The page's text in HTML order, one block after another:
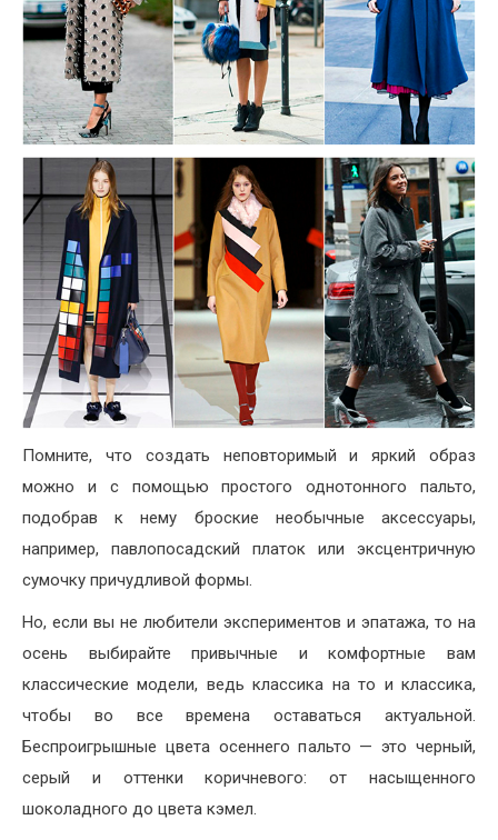
Помните, что создать неповторимый и яркий образ
можно и с помощью простого однотонного пальто,
подобрав к нему броские необычные аксессуары,
например, павлопосадский платок или эксцентричную
сумочку причудливой формы.
Но, если вы не любители экспериментов и эпатажа, то на
осень выбирайте привычные и комфортные вам
классические модели, ведь классика на то и классика,
чтобы во все времена оставаться актуальной.
Беспроигрышные цвета осеннего пальто — это черный,
серый и оттенки коричневого: от насыщенного
шоколадного до цвета кэмел.